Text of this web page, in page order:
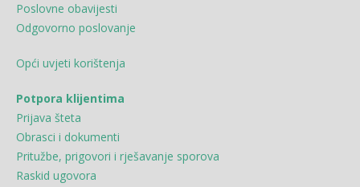
Poslovne obavijesti
Odgovorno poslovanje
Opći uvjeti korištenja
Potpora klijentima
Prijava šteta
Obrasci i dokumenti
Pritužbe, prigovori i rješavanje sporova
Raskid ugovora